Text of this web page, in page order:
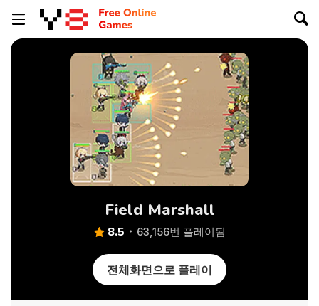
Field Marshall
8.5 63,156번 플레이됨
전체화면으로 플레이